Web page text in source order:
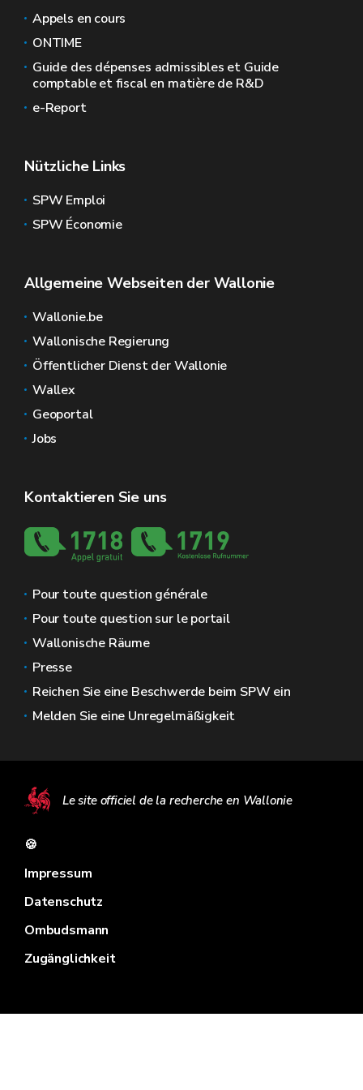
Appels en cours
ONTIME
Guide des dépenses admissibles et Guide
comptable et fiscal en matière de R&D
e-Report
Nützliche Links
SPW Emploi
SPW Économie
Allgemeine Webseiten der Wallonie
Wallonie.be
Wallonische Regierung
Öffentlicher Dienst der Wallonie
Wallex
Geoportal
Jobs
Kontaktieren Sie uns
Pour toute question générale
Pour toute question sur le portail
Wallonische Räume
Presse
Reichen Sie eine Beschwerde beim SPW ein
Melden Sie eine Unregelmäßigkeit
Le site officiel de la recherche en Wallonie
🍪
Impressum
Datenschutz
Ombudsmann
Zugänglichkeit